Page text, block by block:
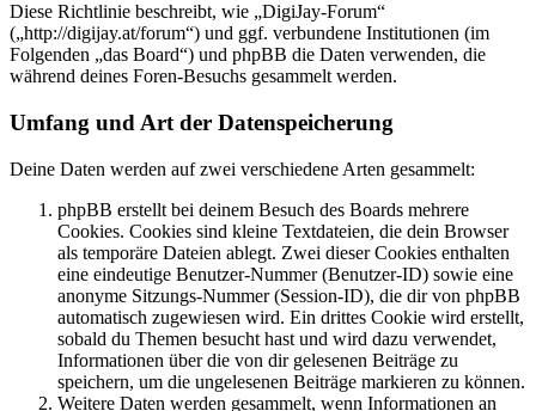
Diese Richtlinie beschreibt, wie „DigiJay-Forum“
(„http://digijay.at/forum“) und ggf. verbundene Institutionen (im
Folgenden „das Board“) und phpBB die Daten verwenden, die
während deines Foren-Besuchs gesammelt werden.
Umfang und Art der Datenspeicherung
Deine Daten werden auf zwei verschiedene Arten gesammelt:
phpBB erstellt bei deinem Besuch des Boards mehrere
Cookies. Cookies sind kleine Textdateien, die dein Browser
als temporäre Dateien ablegt. Zwei dieser Cookies enthalten
eine eindeutige Benutzer-Nummer (Benutzer-ID) sowie eine
anonyme Sitzungs-Nummer (Session-ID), die dir von phpBB
automatisch zugewiesen wird. Ein drittes Cookie wird erstellt,
sobald du Themen besucht hast und wird dazu verwendet,
Informationen über die von dir gelesenen Beiträge zu
speichern, um die ungelesenen Beiträge markieren zu können.
Weitere Daten werden gesammelt, wenn Informationen an